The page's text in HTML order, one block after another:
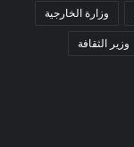
وزارة الخارجية
وزير الثقافة